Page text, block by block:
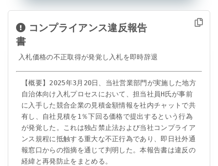
コンプライアンス違反報告
書
入札価格の不正取得が発覚し入札を即時辞退
【概要】2025年3月20日、当社営業部門が実施した地方
自治体向け入札プロセスにおいて、担当社員H氏が事前
に入手した競合企業の見積金額情報を社内チャットで共
有し、自社見積を1％下回る価格で提出するという行為
が発覚した。これは独占禁止法および当社コンプライア
ンス規程に抵触する重大な不正行為であり、即日社外通
報窓口からの指摘を通じて判明した。本報告書は違反の
経緯と再発防止をまとめる。